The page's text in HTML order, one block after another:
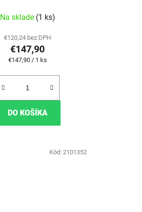
Na sklade (1 ks)
€120,24 bez DPH
€147,90
Jednotková cena:
€147,90 / 1 ks
DO KOŠÍKA
Kód: 2101352